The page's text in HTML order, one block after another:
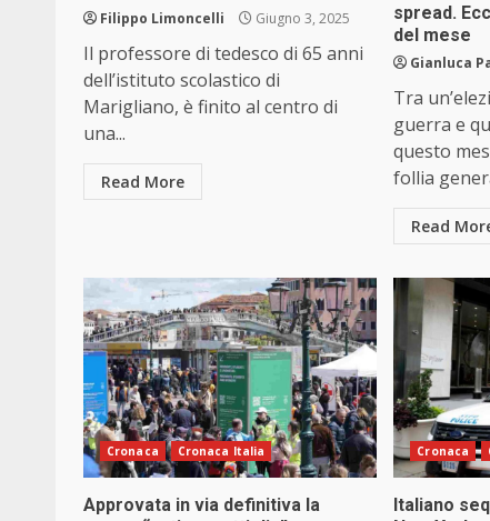
Filippo Limoncelli Giugno 3, 2025
Il professore di tedesco di 65 anni
dell’istituto scolastico di
Marigliano, è finito al centro di
una...
Read More
spread.
del mese
Gianluca
Tra
guerra e
questo
follia
Read
Cronaca Cronaca Italia
Approvata in via definitiva la
Cronaca
Italiano